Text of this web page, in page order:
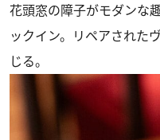
花頭窓の障子がモダンな
ックイン。リペアされた
じる。